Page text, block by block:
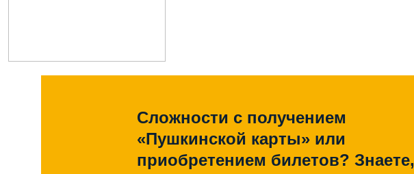
Сложности с получением
«Пушкинской карты» или
приобретением билетов? Знаете,